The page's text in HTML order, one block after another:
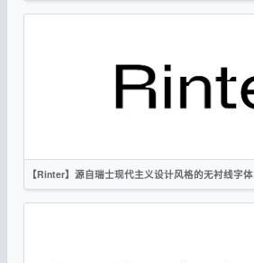
简体
科技
【Rinter】源自瑞士现代主义设计风格的无衬线字体
英文